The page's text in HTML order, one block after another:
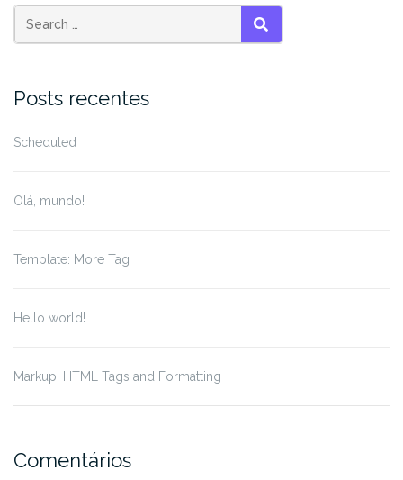
Search
for:
SEARCH
Posts recentes
Scheduled
Olá, mundo!
Template: More Tag
Hello world!
Markup: HTML Tags and Formatting
Comentários